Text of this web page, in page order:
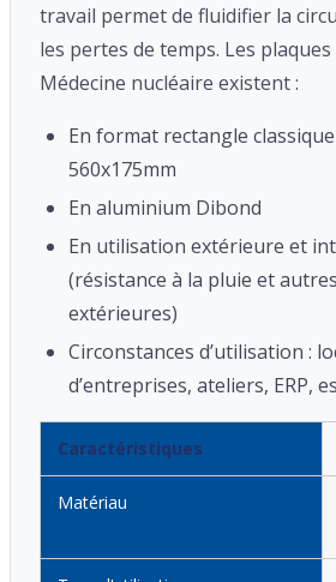
travail permet de fluidifier la
les pertes de temps. Les
Médecine nucléaire existent :
En format rectangle
560x175mm
En aluminium Dibond
En utilisation extérieure et
(résistance à la pluie et
extérieures)
Circonstances d’utilisation :
d’entreprises, ateliers, ERP,
Caractéristiques
Matériau